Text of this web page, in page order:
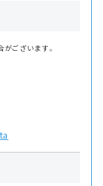
ございます。